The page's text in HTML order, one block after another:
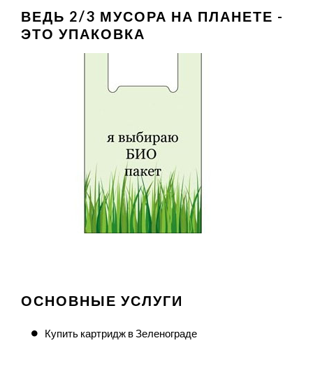
ВЕДЬ 2/3 МУСОРА НА ПЛАНЕТЕ -
ЭТО УПАКОВКА
ОСНОВНЫЕ УСЛУГИ
Купить картридж в Зеленограде